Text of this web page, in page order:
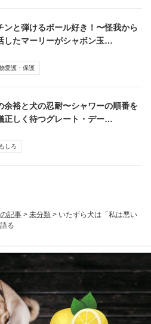
ンと弾けるボール好き！〜怪我から
したマーリーがシャボン玉…
愛護・保護
余裕と犬の忍耐〜シャワーの順番を
正しく待つグレート・デー…
しろ
記事 > 未分類 > いたずら犬は「私は悪い
る